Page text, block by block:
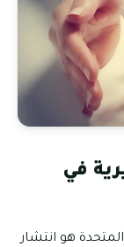
في
هو انتشار